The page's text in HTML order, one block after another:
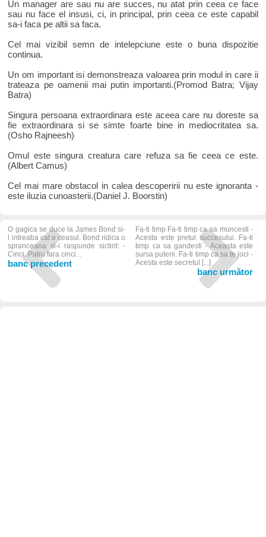
Un manager are sau nu are succes, nu atat prin ceea ce face
sau nu face el insusi, ci, in principal, prin ceea ce este capabil
sa-i faca pe altii sa faca.
Cel mai vizibil semn de intelepciune este o buna dispozitie
continua.
Un om important isi demonstreaza valoarea prin modul in care ii
trateaza pe oamenii mai putin importanti.(Promod Batra; Vijay
Batra)
Singura persoana extraordinara este aceea care nu doreste sa
fie extraordinara si se simte foarte bine in mediocritatea sa.
(Osho Rajneesh)
Omul este singura creatura care refuza sa fie ceea ce este.
(Albert Camus)
Cel mai mare obstacol in calea descoperirii nu este ignoranta -
este iluzia cunoasterii.(Daniel J. Boorstin)
O gagica se duce la James Bond si-
l intreaba cat e ceasul. Bond ridica o
spranceana si-i raspunde sictirit: -
Cinci. Patru fara cinci...
banc precedent
Fa-ti timp Fa-ti timp ca sa muncesti -
Acesta este pretul succesului. Fa-ti
timp ca sa gandesti - Aceasta este
sursa puterii. Fa-ti timp ca sa te joci -
Acesta este secretul [...]
banc următor